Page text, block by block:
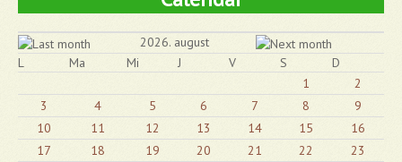
2026. august
L
Ma Mi J V S
D
1
2
3
4 5 6 7 8
9
10
11 12 13 14 15
16
17
18 19 20 21 22
23